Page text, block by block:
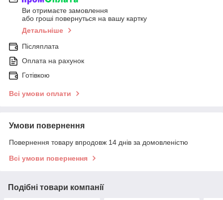
Ви отримаєте замовлення
або гроші повернуться на вашу картку
Детальніше
Післяплата
Оплата на рахунок
Готівкою
Всі умови оплати
Умови повернення
Повернення товару впродовж 14 днів за домовленістю
Всі умови повернення
Подібні товари компанії